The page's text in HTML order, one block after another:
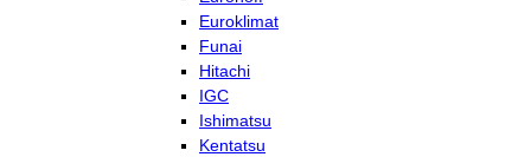
Euroklimat
Funai
Hitachi
IGC
Ishimatsu
Kentatsu